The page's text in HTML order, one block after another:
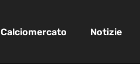
Calciomercato Notizie